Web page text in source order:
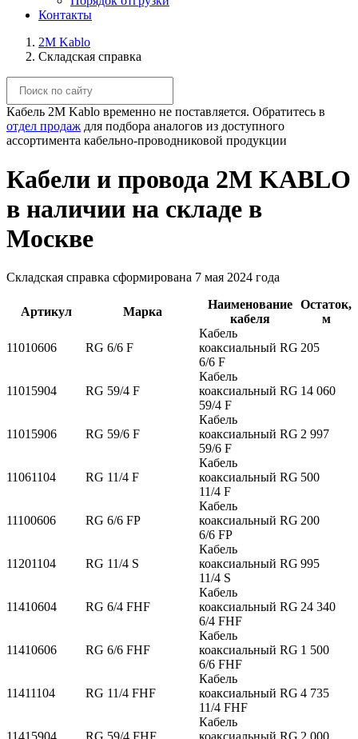
Контакты
2M Kablo
Складская справка
Кабель 2M Kablo временно не поставляется. Обратитесь в
отдел продаж для подбора аналогов из доступного
ассортимента кабельно-проводниковой продукции
Кабели и провода 2M KABLO
в наличии на складе в
Москве
Складская справка сформирована 7 мая 2024 года
Артикул Марка
Наименование
кабеля
Остаток,
м
11010606 RG 6/6 F
Кабель
коаксиальный RG
6/6 F
205
11015904 RG 59/4 F
Кабель
коаксиальный RG
59/4 F
14 060
11015906 RG 59/6 F
Кабель
коаксиальный RG
59/6 F
2 997
11061104 RG 11/4 F
Кабель
коаксиальный RG
11/4 F
500
11100606 RG 6/6 FP
Кабель
коаксиальный RG
6/6 FP
200
11201104 RG 11/4 S
Кабель
коаксиальный RG
11/4 S
995
11410604 RG 6/4 FHF
Кабель
коаксиальный RG
6/4 FHF
24 340
11410606 RG 6/6 FHF
Кабель
коаксиальный RG
6/6 FHF
1 500
11411104 RG 11/4 FHF
Кабель
коаксиальный RG
11/4 FHF
4 735
Кабель